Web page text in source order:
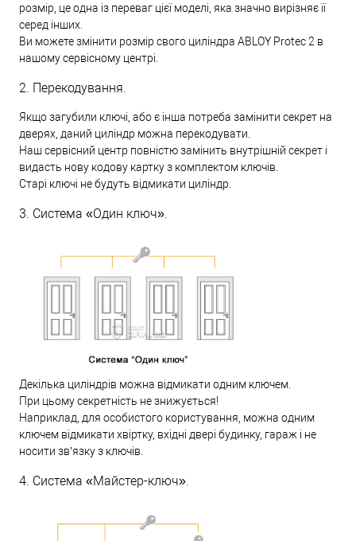
розмір, це одна із переваг цієї моделі, яка значно вирізняє її
серед інших.
Ви можете змінити розмір свого циліндра ABLOY Protec 2 в
нашому сервісному центрі.
2. Перекодування.
Якщо загубили ключі, або є інша потреба замінити секрет на
дверях, даний циліндр можна перекодувати.
Наш сервісний центр повністю замінить внутрішній секрет і
видасть нову кодову картку з комплектом ключів.
Старі ключі не будуть відмикати циліндр.
3. Система «Один ключ».
Декілька циліндрів можна відмикати одним ключем.
При цьому секретність не знижується!
Наприклад, для особистого користування, можна одним
ключем відмикати хвіртку, вхідні двері будинку, гараж і не
носити зв’язку з ключів.
4. Система «Майстер-ключ».